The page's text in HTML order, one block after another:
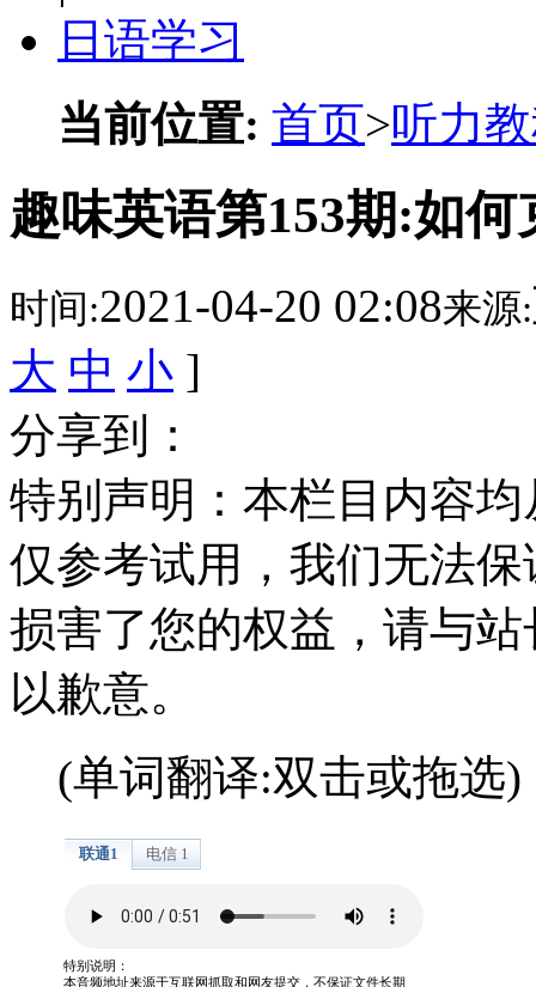
日语学习
当前位置: 首页>听力
趣味英语第153期:如
时间:2021-04-20 02:08来源:
大 中 小 ]
分享到：
特别声明：本栏目内容
仅参考试用，我们无法
损害了您的权益，请与
以歉意。
(单词翻译:双击或拖选)